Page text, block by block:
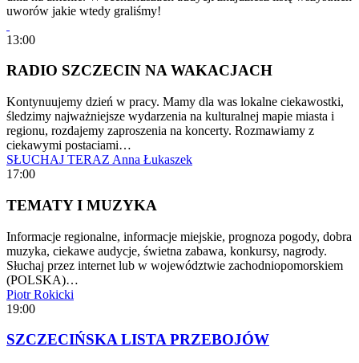
uworów jakie wtedy graliśmy!
13:00
RADIO SZCZECIN NA WAKACJACH
Kontynuujemy dzień w pracy. Mamy dla was lokalne ciekawostki,
śledzimy najważniejsze wydarzenia na kulturalnej mapie miasta i
regionu, rozdajemy zaproszenia na koncerty. Rozmawiamy z
ciekawymi postaciami…
SŁUCHAJ TERAZ Anna Łukaszek
17:00
TEMATY I MUZYKA
Informacje regionalne, informacje miejskie, prognoza pogody, dobra
muzyka, ciekawe audycje, świetna zabawa, konkursy, nagrody.
Słuchaj przez internet lub w województwie zachodniopomorskiem
(POLSKA)…
Piotr Rokicki
19:00
SZCZECIŃSKA LISTA PRZEBOJÓW